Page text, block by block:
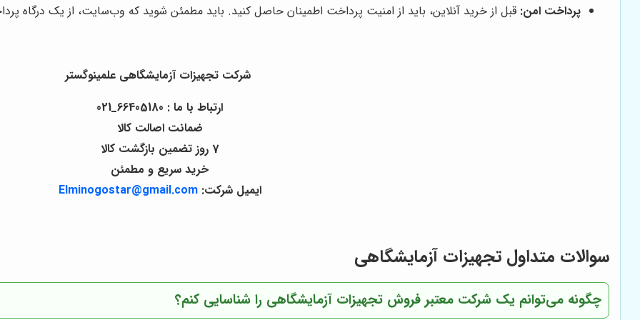
پرداخت امن: قبل از خرید آنلاین، باید از امنیت پرداخت اطمینان حاصل کنید. باید مطمئن شوید که وب‌سایت، از یک درگاه
شرکت تجهیزات آزمایشگاهی علمینوگستر
ارتباط با ما : 66405180_021
ضمانت اصالت کالا
7 روز تضمین بازگشت کالا
خرید سریع و مطمئن
ایمیل شرکت: Elminogostar@gmail.com
سوالات متداول تجهیزات آزمایشگاهی
چگونه می‌توانم یک شرکت معتبر فروش تجهیزات آزمایشگاهی را شناسایی کنم؟